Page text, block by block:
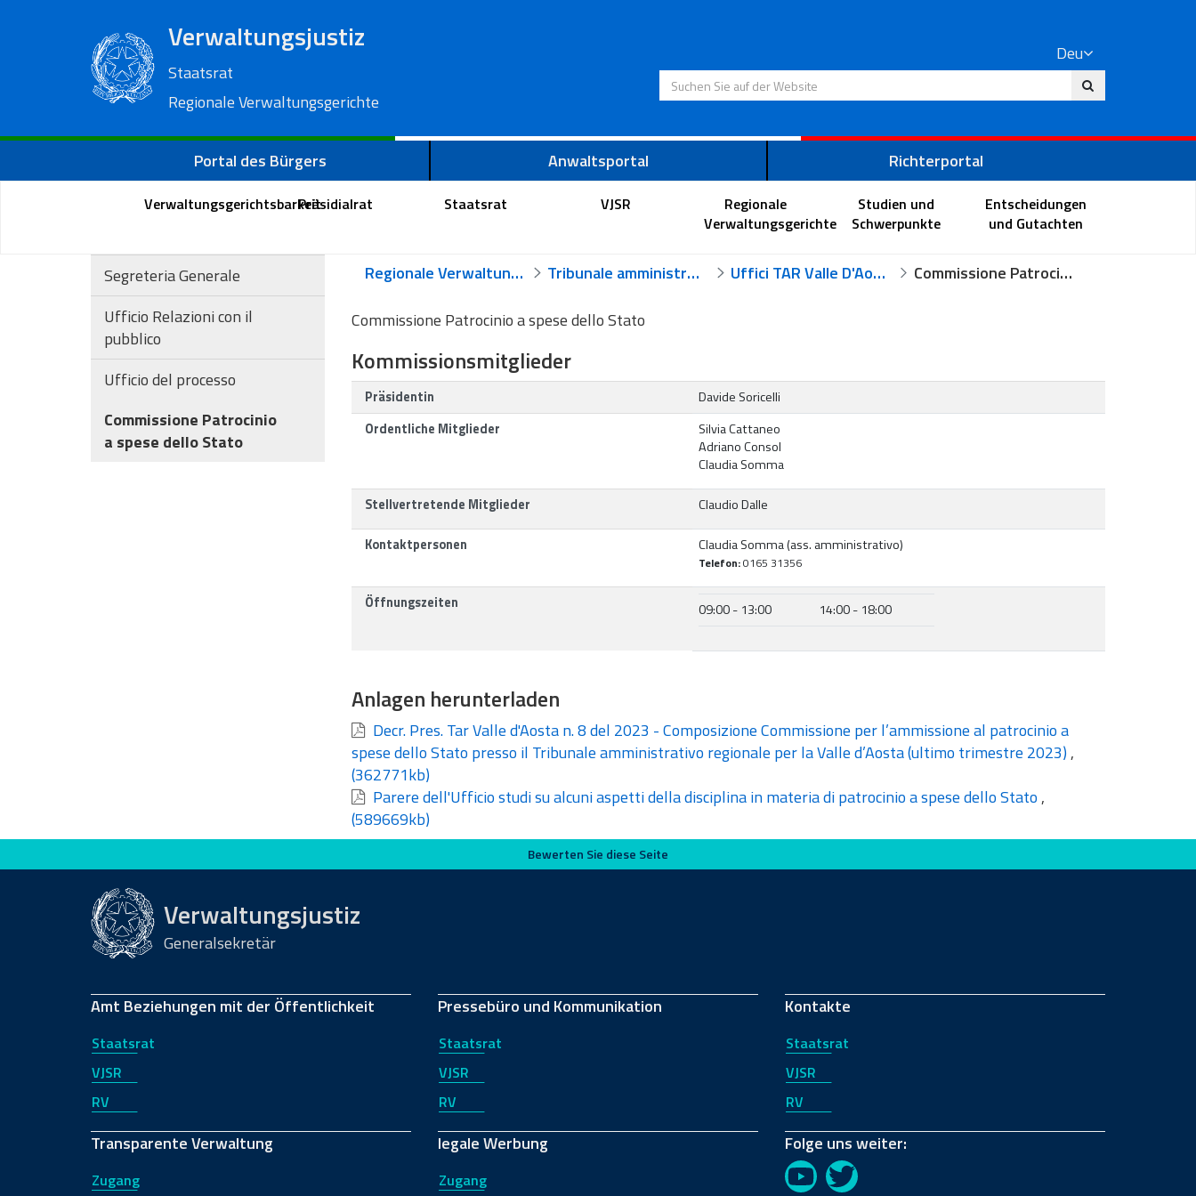
Verwaltungsjustiz
Staatsrat
Regionale Verwaltungsgerichte
Deu
Suchen Sie auf der Website
Portal des Bürgers Anwaltsportal Richterportal
VerwaltungsgerichtsbarkeitPräsidialrat Staatsrat VJSR
Regionale
Verwaltungsgerichte
Studien und
Schwerpunkte
Entscheidungen
und Gutachten
Segreteria Generale
Ufficio Relazioni con il
pubblico
Ufficio del processo
Commissione Patrocinio
a spese dello Stato
Regionale Verwaltungsgerichte Tribunale amministrativo regionale per la Valle d'Aosta Uffici TAR Valle D'Aosta
Commissione Patrocinio a spese dello Stato
Commissione Patrocinio a spese dello Stato
Kommissionsmitglieder
Präsidentin
Davide Soricelli
Ordentliche Mitglieder
Silvia Cattaneo
Adriano Consol
Claudia Somma
Stellvertretende Mitglieder Claudio Dalle
Kontaktpersonen Claudia Somma (ass. amministrativo)
Telefon:0165 31356
Öffnungszeiten 09:00 - 13:00 14:00 - 18:00
Anlagen herunterladen
Decr. Pres. Tar Valle d'Aosta n. 8 del 2023 - Composizione Commissione per l’ammissione al patrocinio a
spese dello Stato presso il Tribunale amministrativo regionale per la Valle d’Aosta (ultimo trimestre 2023) ,
(362771kb)
Parere dell'Ufficio studi su alcuni aspetti della disciplina in materia di patrocinio a spese dello Stato ,
(589669kb)
Bewerten Sie diese Seite Bewerten Sie diese Seite
Verwaltungsjustiz
Generalsekretär
Amt Beziehungen mit der Öffentlichkeit
Staatsrat
VJSR
RV
Transparente Verwaltung
Zugang
Pressebüro und Kommunikation
Staatsrat
VJSR
RV
legale Werbung
Zugang
Kontakte
Staatsrat
VJSR
RV
Folge uns weiter:
YouTubeTwitter